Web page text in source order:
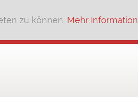
zu können. Mehr Information